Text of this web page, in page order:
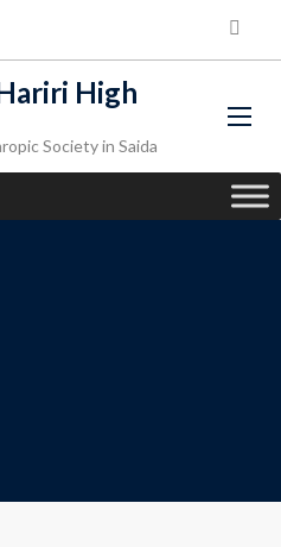
High
Society in Saida